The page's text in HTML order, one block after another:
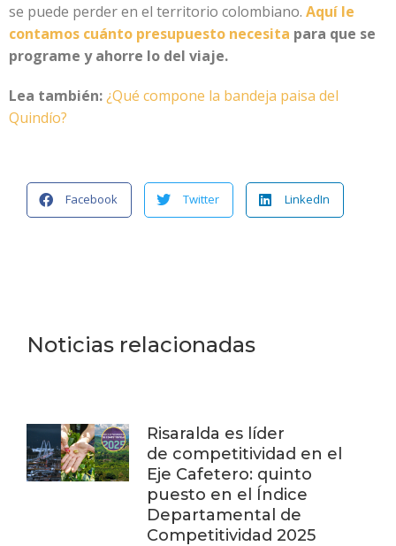
se puede perder en el territorio colombiano. Aquí le
contamos cuánto presupuesto necesita para que se
programe y ahorre lo del viaje.
Lea también: ¿Qué compone la bandeja paisa del
Quindío?
Facebook Twitter LinkedIn
Noticias relacionadas
Risaralda es líder
de competitividad en el
Eje Cafetero: quinto
puesto en el Índice
Departamental de
Competitividad 2025